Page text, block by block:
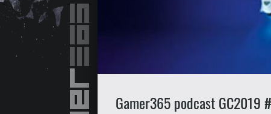
Gamer365 podcast GC2019